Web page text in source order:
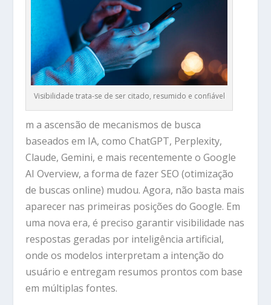
Visibilidade trata-se de ser citado, resumido e confiável
m a ascensão de mecanismos de busca
baseados em IA, comoChatGPT, Perplexity,
Claude, Gemini, e mais recentemente oGoogle
AI Overview, a forma de fazer SEO (otimização
de buscas online) mudou. Agora, não basta mais
aparecer nas primeiras posições do Google. Em
uma nova era, é preciso garantir visibilidade nas
respostas geradas por inteligência artificial,
onde os modelos interpretam a intenção do
usuário e entregam resumos prontos com base
em múltiplas fontes.